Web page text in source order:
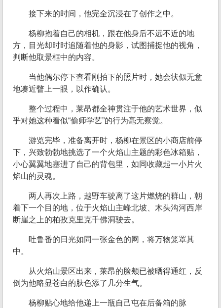
接下来的时间，他完全沉浸在了创作之中。
杨柳抱着自己的相机，跟在他身后不远不近的地
方，目光却时时追随着他的身影，试图捕捉他的视角，
判断他取景框中的内容。
当他偶尔停下查看刚拍下的照片时，她会状似无意
地凑近瞥上一眼，以作确认。
整个过程中，莱昂都全神贯注于他的艺术世界，似
乎对她这种看似“偷师学艺”的行为毫无察觉。
游览完毕，准备离开时，杨柳在景区的小商店前停
下，兴致勃勃地挑选了一个火焰山主题的彩色冰箱贴，
小心翼翼地塞进了自己的背包里，如同收藏起一小片火
焰山的灵魂。
两人再次上路，越野车驶离了这片燃烧的群山，朝
着下一个目的地，位于火焰山主峰北坡、木头沟河西岸
断崖之上的柏孜克里克千佛洞驶去。
吐鲁番的日光如同一张金色的网，将万物笼罩其
中。
从火焰山景区出来，莱昂的脸颊已被晒得通红，反
倒为他略显苍白的肤色添了几分生气。
杨柳贴心地给他递上一瓶自己屯在后备箱的脉